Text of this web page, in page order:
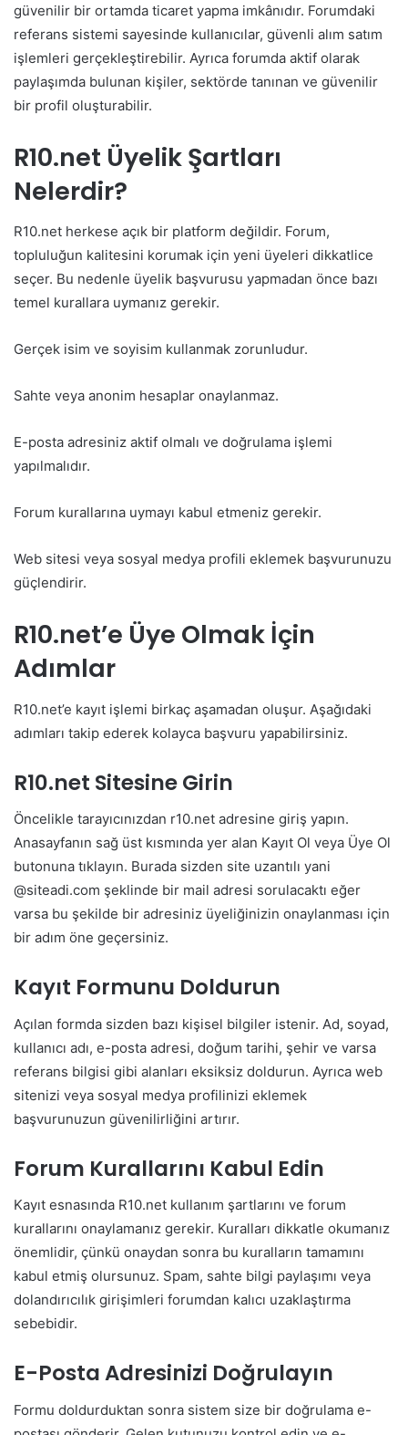
güvenilir bir ortamda ticaret yapma imkânıdır. Forumdaki
referans sistemi sayesinde kullanıcılar, güvenli alım satım
işlemleri gerçekleştirebilir. Ayrıca forumda aktif olarak
paylaşımda bulunan kişiler, sektörde tanınan ve güvenilir
bir profil oluşturabilir.
R10.net Üyelik Şartları
Nelerdir?
R10.net herkese açık bir platform değildir. Forum,
topluluğun kalitesini korumak için yeni üyeleri dikkatlice
seçer. Bu nedenle üyelik başvurusu yapmadan önce bazı
temel kurallara uymanız gerekir.
Gerçek isim ve soyisim kullanmak zorunludur.
Sahte veya anonim hesaplar onaylanmaz.
E-posta adresiniz aktif olmalı ve doğrulama işlemi
yapılmalıdır.
Forum kurallarına uymayı kabul etmeniz gerekir.
Web sitesi veya sosyal medya profili eklemek başvurunuzu
güçlendirir.
R10.net’e Üye Olmak İçin
Adımlar
R10.net’e kayıt işlemi birkaç aşamadan oluşur. Aşağıdaki
adımları takip ederek kolayca başvuru yapabilirsiniz.
R10.net Sitesine Girin
Öncelikle tarayıcınızdan r10.net adresine giriş yapın.
Anasayfanın sağ üst kısmında yer alan Kayıt Ol veya Üye Ol
butonuna tıklayın. Burada sizden site uzantılı yani
@siteadi.com şeklinde bir mail adresi sorulacaktı eğer
varsa bu şekilde bir adresiniz üyeliğinizin onaylanması için
bir adım öne geçersiniz.
Kayıt Formunu Doldurun
Açılan formda sizden bazı kişisel bilgiler istenir. Ad, soyad,
kullanıcı adı, e-posta adresi, doğum tarihi, şehir ve varsa
referans bilgisi gibi alanları eksiksiz doldurun. Ayrıca web
sitenizi veya sosyal medya profilinizi eklemek
başvurunuzun güvenilirliğini artırır.
Forum Kurallarını Kabul Edin
Kayıt esnasında R10.net kullanım şartlarını ve forum
kurallarını onaylamanız gerekir. Kuralları dikkatle okumanız
önemlidir, çünkü onaydan sonra bu kuralların tamamını
kabul etmiş olursunuz. Spam, sahte bilgi paylaşımı veya
dolandırıcılık girişimleri forumdan kalıcı uzaklaştırma
sebebidir.
E-Posta Adresinizi Doğrulayın
Formu doldurduktan sonra sistem size bir doğrulama e-